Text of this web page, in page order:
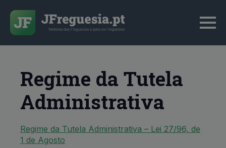
Regime da Tutela
Administrativa
Regime da Tutela Administrativa – Lei 27/96, de
1 de Agosto